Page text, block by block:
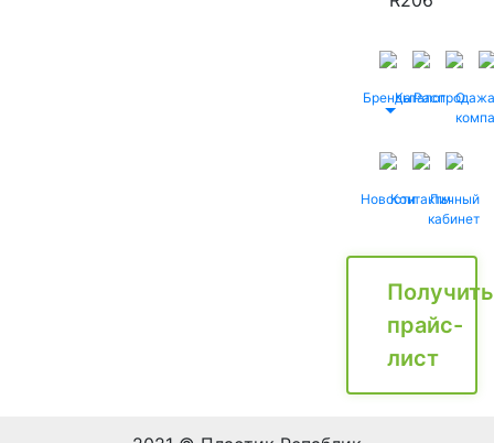
БрендыКаталог
Распродажа
О
НовостиКонтактыЛичный
кабинет
Получить
прайс-
лист